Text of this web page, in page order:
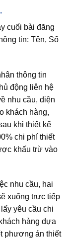
cuối bài đăng
tin: Tên, Số
thông tin
động liên hệ
nhu cầu, diện
khách hàng,
khi thiết kế
chi phí thiết
khấu trừ vào
nhu cầu, hai
xuống trực tiếp
yêu cầu chi
hàng dựa
phương án thiết